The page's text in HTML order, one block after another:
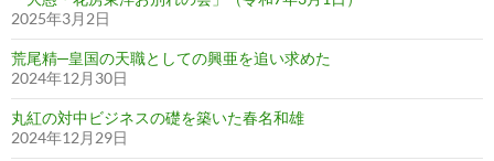
2025年3月2日
荒尾精─皇国の天職としての興亜を追い求めた
2024年12月30日
丸紅の対中ビジネスの礎を築いた春名和雄
2024年12月29日